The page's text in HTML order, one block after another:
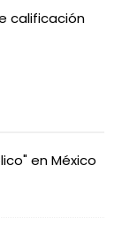
calificación
en México